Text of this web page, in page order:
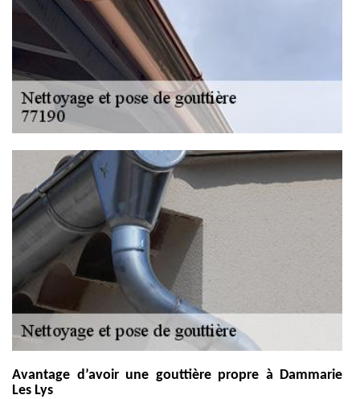
Avantage d’avoir une gouttière propre à Dammarie
Les Lys